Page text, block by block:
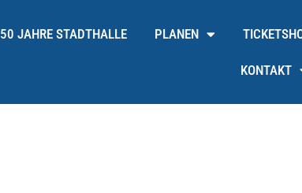
50 JAHRE STADTHALLE PLANEN
KONTAKT